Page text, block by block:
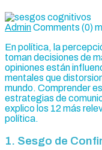
AdminComments (0)
En política, la
toman decisiones de
opiniones están
mentales que
mundo. Comprender
estrategias de
explico los 12 más
política.
1. Sesgo de